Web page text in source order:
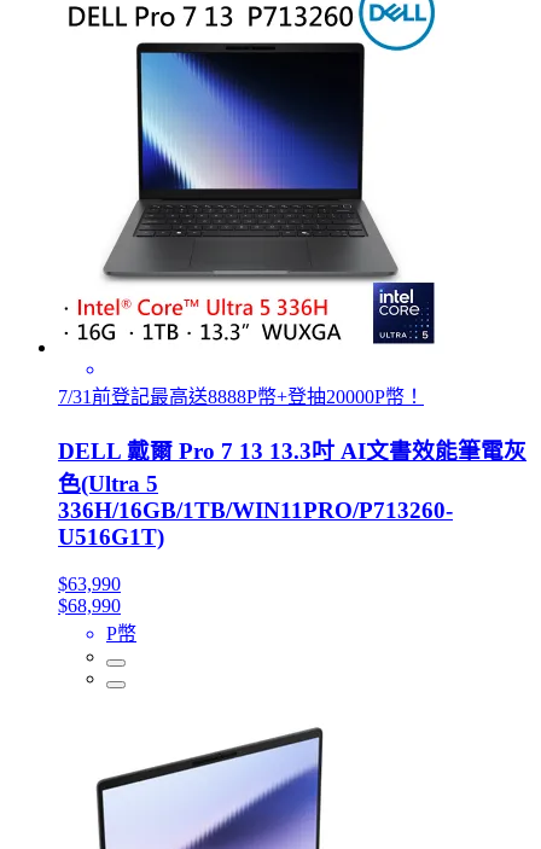
7/31前登記最高送8888P幣+登抽20000P幣！
DELL 戴爾 Pro 7 13 13.3吋 AI文書效能筆電灰
色(Ultra 5
336H/16GB/1TB/WIN11PRO/P713260-
U516G1T)
$63,990
$68,990
P幣